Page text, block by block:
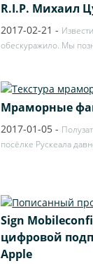
R.I.P. Михаил
2017-02-21 -
обескуражило. Мы
Мраморные
2017-01-05 -
посёлке Рускеала
Sign
цифровой
Apple